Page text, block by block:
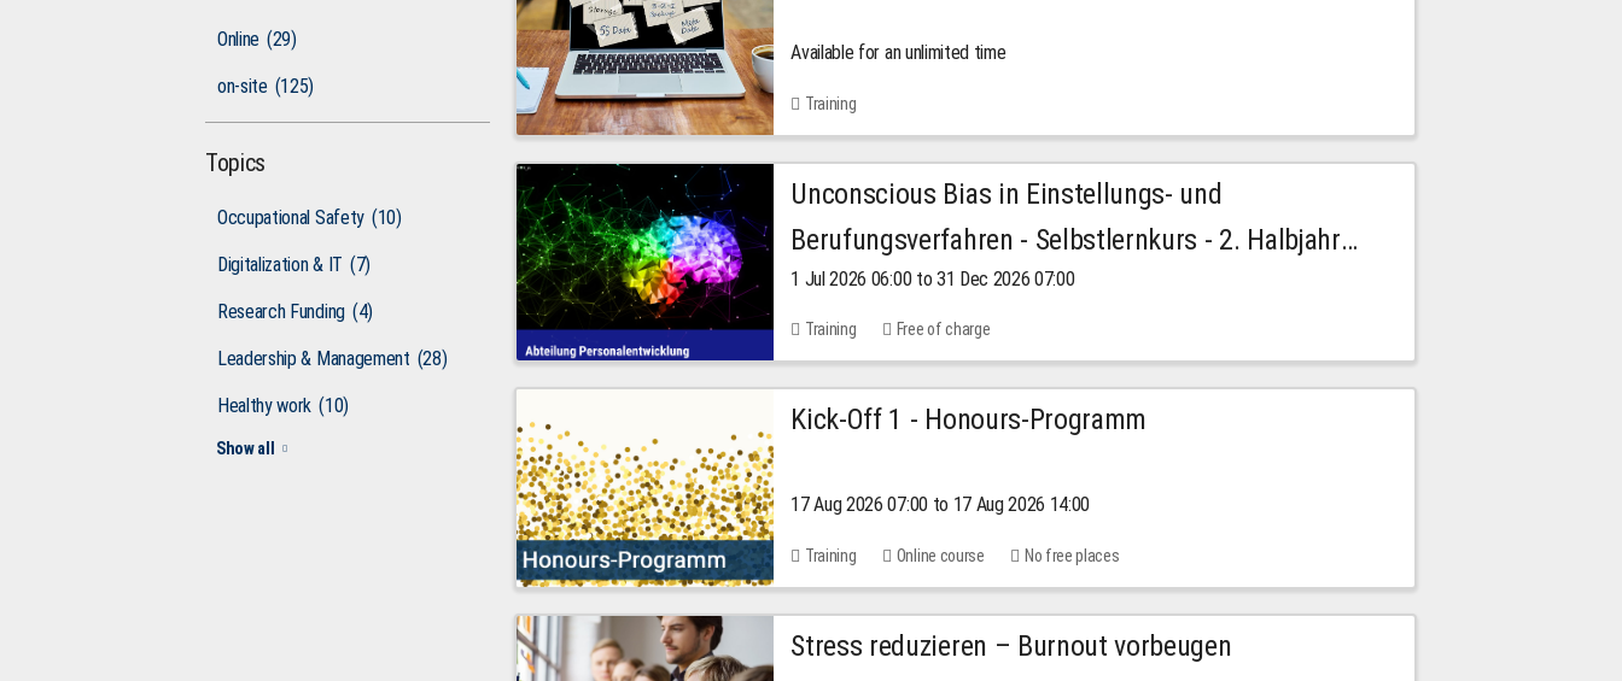
Online (29)
on-site (125)
Topics
Occupational Safety (10)
Digitalization & IT (7)
Research Funding (4)
Leadership & Management (28)
Healthy work (10)
Show all
Available for an unlimited time
Training
Unconscious Bias in Einstellungs- und
Berufungsverfahren - Selbstlernkurs - 2. Halbjahr
2026
1 Jul 2026 06:00 to 31 Dec 2026 07:00
Training Free of charge
Kick-Off 1 - Honours-Programm
17 Aug 2026 07:00 to 17 Aug 2026 14:00
Training Online course No free places
Stress reduzieren – Burnout vorbeugen